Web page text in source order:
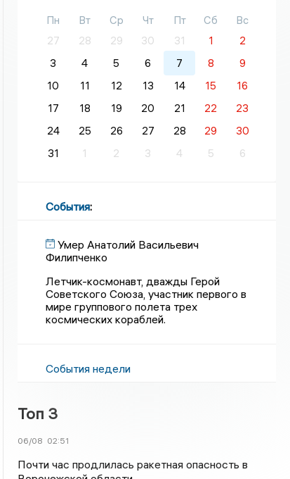
Пн Вт Ср Чт Пт Сб
Вс
27
28 29 30 31 1
2
3
4 5 6 7 8
9
10
11 12 13 14 15
16
17
18 19 20 21 22
23
24
25 26 27 28 29
30
31
1 2 3 4 5 6
События:
Умер Анатолий Васильевич
Филипченко
Летчик-космонавт, дважды Герой
Советского Союза, участник первого в
мире группового полета трех
космических кораблей.
События недели
Топ 3
06/08 02:51
Почти час продлилась ракетная опасность в